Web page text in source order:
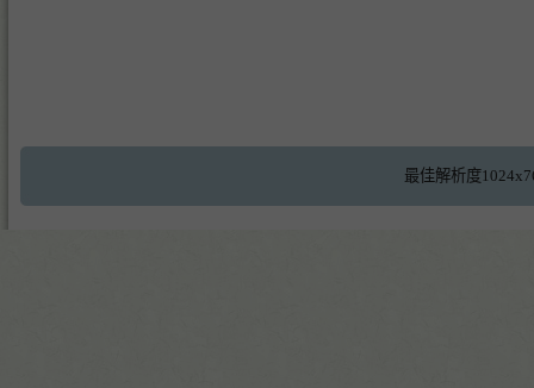
最佳解析度